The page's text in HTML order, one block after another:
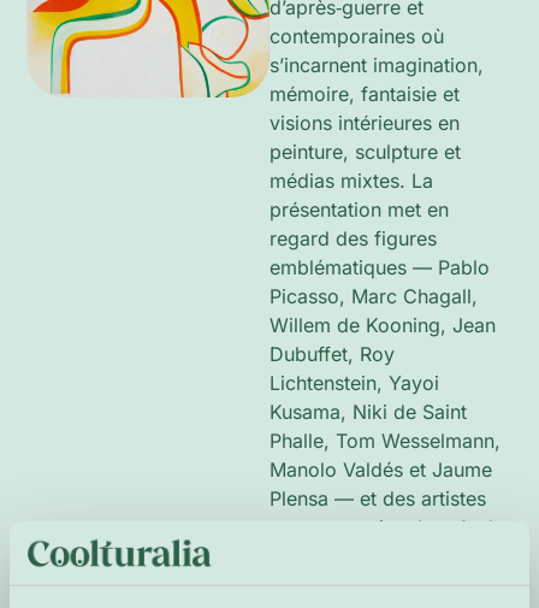
d’après‑guerre et
contemporaines où
s’incarnent imagination,
mémoire, fantaisie et
visions intérieures en
peinture, sculpture et
médias mixtes. La
présentation met en
regard des figures
emblématiques — Pablo
Picasso, Marc Chagall,
Willem de Kooning, Jean
Dubuffet, Roy
Lichtenstein, Yayoi
Kusama, Niki de Saint
Phalle, Tom Wesselmann,
Manolo Valdés et Jaume
Plensa — et des artistes
contemporains dont Andy
et Feng Xiao‑Min. Des